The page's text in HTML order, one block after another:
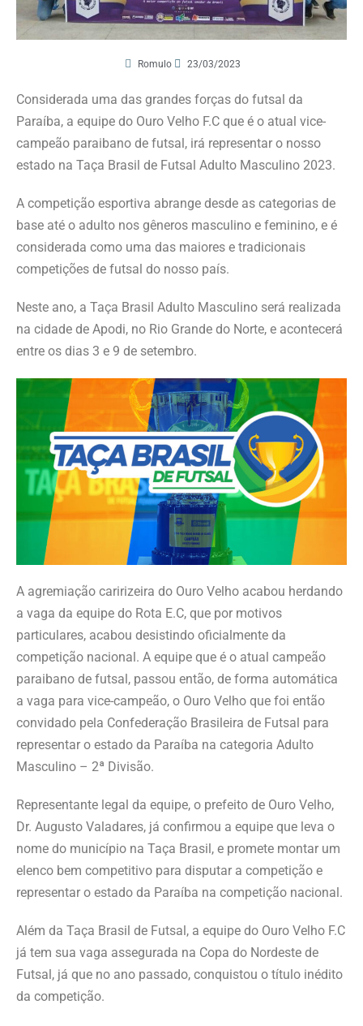
Romulo 23/03/2023
Considerada uma das grandes forças do futsal da
Paraíba, a equipe do Ouro Velho F.C que é o atual vice-
campeão paraibano de futsal, irá representar o nosso
estado na Taça Brasil de Futsal Adulto Masculino 2023.
A competição esportiva abrange desde as categorias de
base até o adulto nos gêneros masculino e feminino, e é
considerada como uma das maiores e tradicionais
competições de futsal do nosso país.
Neste ano, a Taça Brasil Adulto Masculino será realizada
na cidade de Apodi, no Rio Grande do Norte, e acontecerá
entre os dias 3 e 9 de setembro.
A agremiação caririzeira do Ouro Velho acabou herdando
a vaga da equipe do Rota E.C, que por motivos
particulares, acabou desistindo oficialmente da
competição nacional. A equipe que é o atual campeão
paraibano de futsal, passou então, de forma automática
a vaga para vice-campeão, o Ouro Velho que foi então
convidado pela Confederação Brasileira de Futsal para
representar o estado da Paraíba na categoria Adulto
Masculino – 2ª Divisão.
Representante legal da equipe, o prefeito de Ouro Velho,
Dr. Augusto Valadares, já confirmou a equipe que leva o
nome do município na Taça Brasil, e promete montar um
elenco bem competitivo para disputar a competição e
representar o estado da Paraíba na competição nacional.
Além da Taça Brasil de Futsal, a equipe do Ouro Velho F.C
já tem sua vaga assegurada na Copa do Nordeste de
Futsal, já que no ano passado, conquistou o título inédito
da competição.